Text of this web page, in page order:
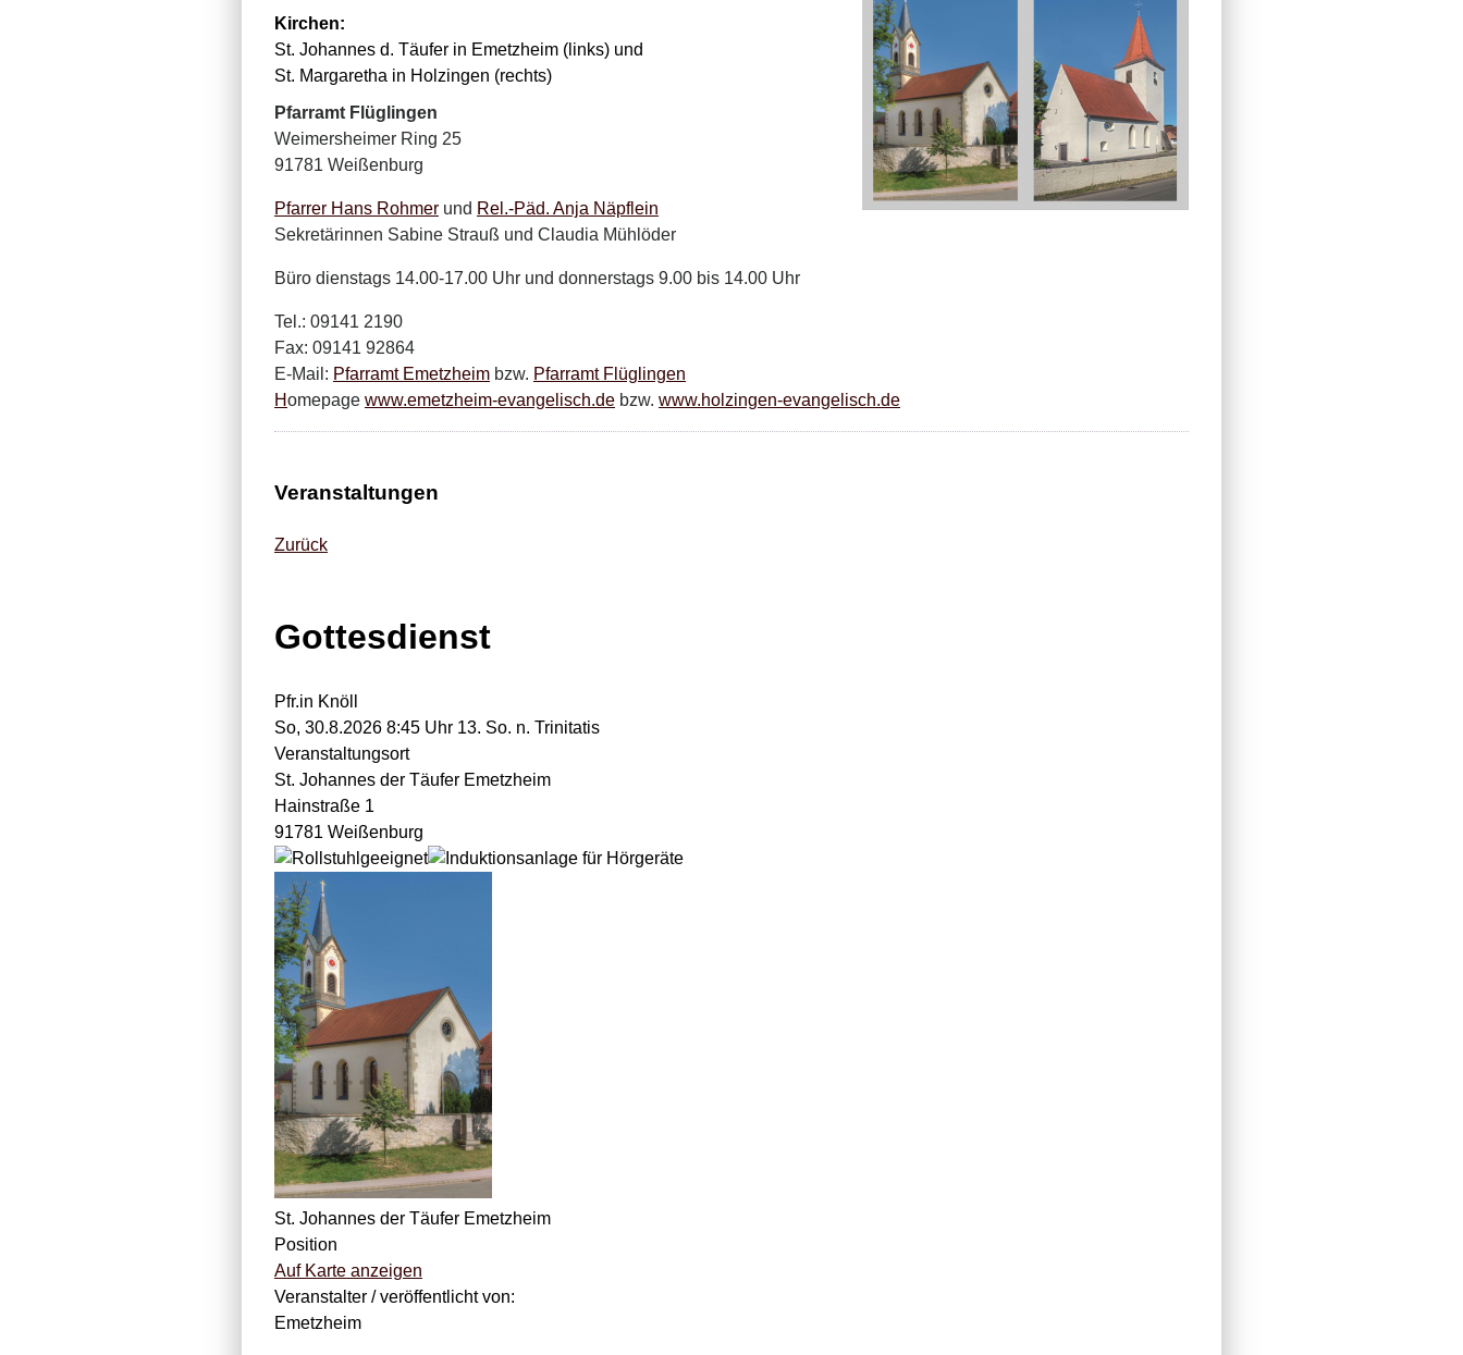
Kirchen:
St. Johannes d. Täufer in Emetzheim (links) und
St. Margaretha in Holzingen (rechts)
Pfarramt Flüglingen
Weimersheimer Ring 25
91781 Weißenburg
Pfarrer Hans Rohmer und Rel.-Päd. Anja Näpflein
Sekretärinnen Sabine Strauß und Claudia Mühlöder
Büro dienstags 14.00-17.00 Uhr und donnerstags 9.00 bis 14.00 Uhr
Tel.: 09141 2190
Fax: 09141 92864
E-Mail: Pfarramt Emetzheim bzw. Pfarramt Flüglingen
Homepage www.emetzheim-evangelisch.de bzw. www.holzingen-evangelisch.de
Veranstaltungen
Zurück
Gottesdienst
Pfr.in Knöll
So, 30.8.2026 8:45 Uhr 13. So. n. Trinitatis
Veranstaltungsort
St. Johannes der Täufer Emetzheim
Hainstraße 1
91781 Weißenburg
St. Johannes der Täufer Emetzheim
Position
Auf Karte anzeigen
Veranstalter / veröffentlicht von:
Emetzheim